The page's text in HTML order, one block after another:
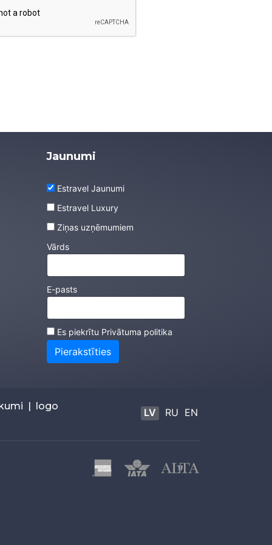
Jaunumi
Estravel Jaunumi
Estravel Luxury
Ziņas uzņēmumiem
Vārds
E-pasts
Es piekrītu Privātuma politika
Pierakstīties
| logo
LV RU EN